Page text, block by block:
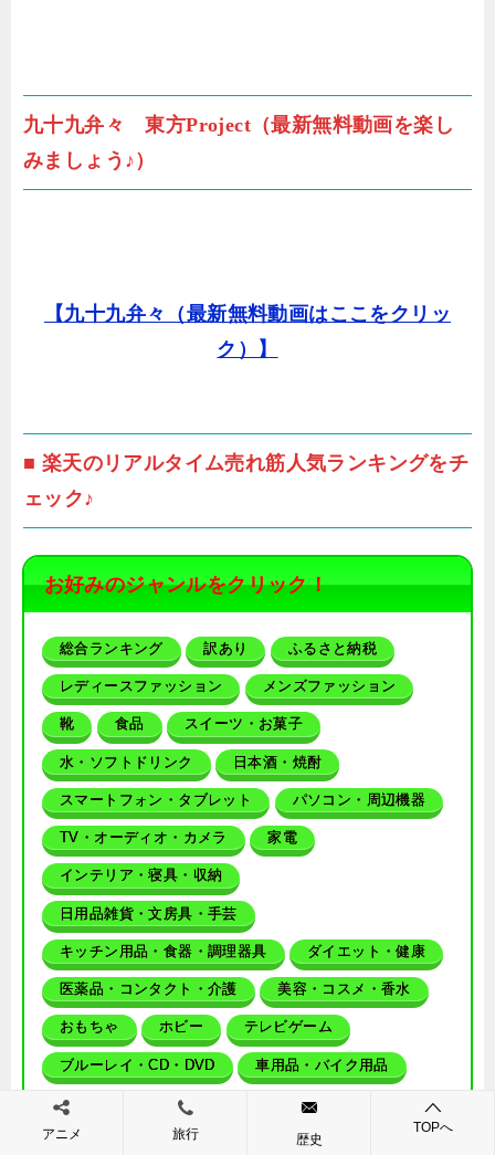
九十九弁々 東方Project（最新無料動画を楽し
みましょう♪）
【九十九弁々（最新無料動画はここをクリッ
ク）】
■ 楽天のリアルタイム売れ筋人気ランキングをチ
ェック♪
お好みのジャンルをクリック！
総合ランキング 訳あり ふるさと納税
レディースファッション メンズファッション
靴 食品 スイーツ・お菓子
水・ソフトドリンク 日本酒・焼酎
スマートフォン・タブレット パソコン・周辺機器
TV・オーディオ・カメラ 家電
インテリア・寝具・収納
日用品雑貨・文房具・手芸
キッチン用品・食器・調理器具 ダイエット・健康
医薬品・コンタクト・介護 美容・コスメ・香水
おもちゃ ホビー テレビゲーム
ブルーレイ・CD・DVD 車用品・バイク用品
ペット・ペットグッズ
キッズ・ベビー・マタニティ 本・雑誌・コミック
アニメ 旅行 歴史
TOPへ